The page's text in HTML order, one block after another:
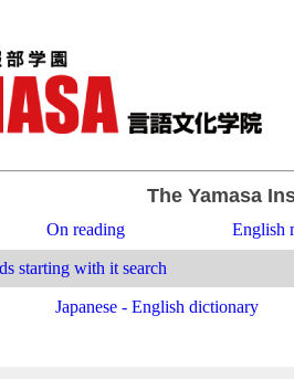
The Yamasa
On reading English
starting with it search
Japanese - English dictionary